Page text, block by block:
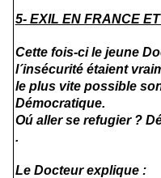
5- EXIL EN FRANCE
Cette fois-ci le jeune
l´insécurité étaient
le plus vite possible
Démocratique.
Oú aller se refugier ?
.
Le Docteur explique :